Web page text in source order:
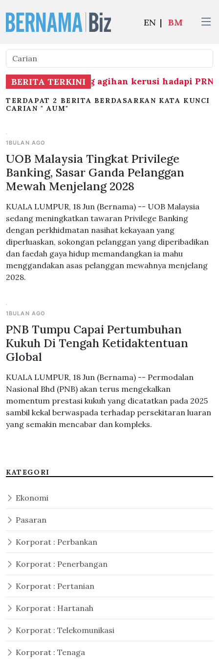
EN | BM
BERITA TERKINI
BN berhubung agihan kerusi hadapi PRN
TERDAPAT 2 BERITA BERDASARKAN KATA KUNCI
CARIAN " AUM"
1BULAN AGO
UOB Malaysia Tingkat Privilege
Banking, Sasar Ganda Pelanggan
Mewah Menjelang 2028
KUALA LUMPUR, 18 Jun (Bernama) -- UOB Malaysia
sedang meningkatkan tawaran Privilege Banking
dengan perkhidmatan nasihat kekayaan yang
diperluaskan, sokongan pelanggan yang diperibadikan
dan faedah gaya hidup memandangkan ia mahu
menggandakan asas pelanggan mewahnya menjelang
2028.
1BULAN AGO
PNB Tumpu Capai Pertumbuhan
Kukuh Di Tengah Ketidaktentuan
Global
KUALA LUMPUR, 18 Jun (Bernama) -- Permodalan
Nasional Bhd (PNB) akan terus mengekalkan
momentum prestasi kukuh yang dicatatkan pada 2025
sambil kekal berwaspada terhadap persekitaran luaran
yang semakin mencabar dan kompleks.
KATEGORI
Ekonomi
Pasaran
Korporat : Perbankan
Korporat : Penerbangan
Korporat : Pertanian
Korporat : Hartanah
Korporat : Telekomunikasi
Korporat : Tenaga